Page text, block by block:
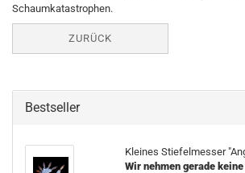
Schaumkatastrophen.
ZURÜCK
Bestseller
Kleines Stiefelmesser
Wir nehmen gerade